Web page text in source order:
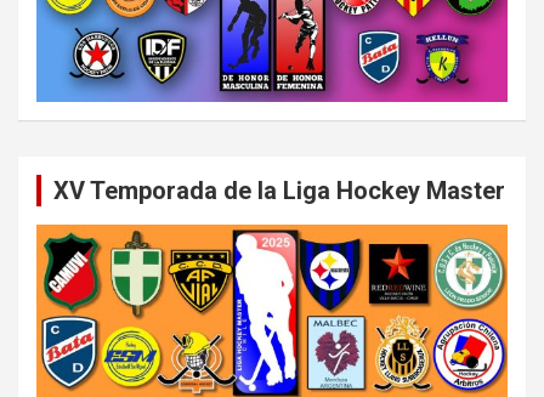
XV Temporada de la Liga Hockey Master